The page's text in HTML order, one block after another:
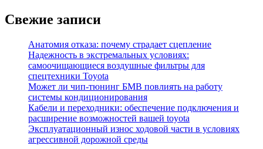
Свежие записи
Анатомия отказа: почему страдает сцепление
Надежность в экстремальных условиях:
самоочищающиеся воздушные фильтры для
спецтехники Toyota
Может ли чип-тюнинг БМВ повлиять на работу
системы кондиционирования
Кабели и переходники: обеспечение подключения и
расширение возможностей вашей toyota
Эксплуатационный износ ходовой части в условиях
агрессивной дорожной среды